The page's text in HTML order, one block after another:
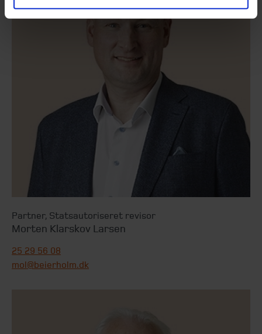
Partner, Statsautoriseret revisor
Morten Klarskov Larsen
25 29 56 08
mol@beierholm.dk